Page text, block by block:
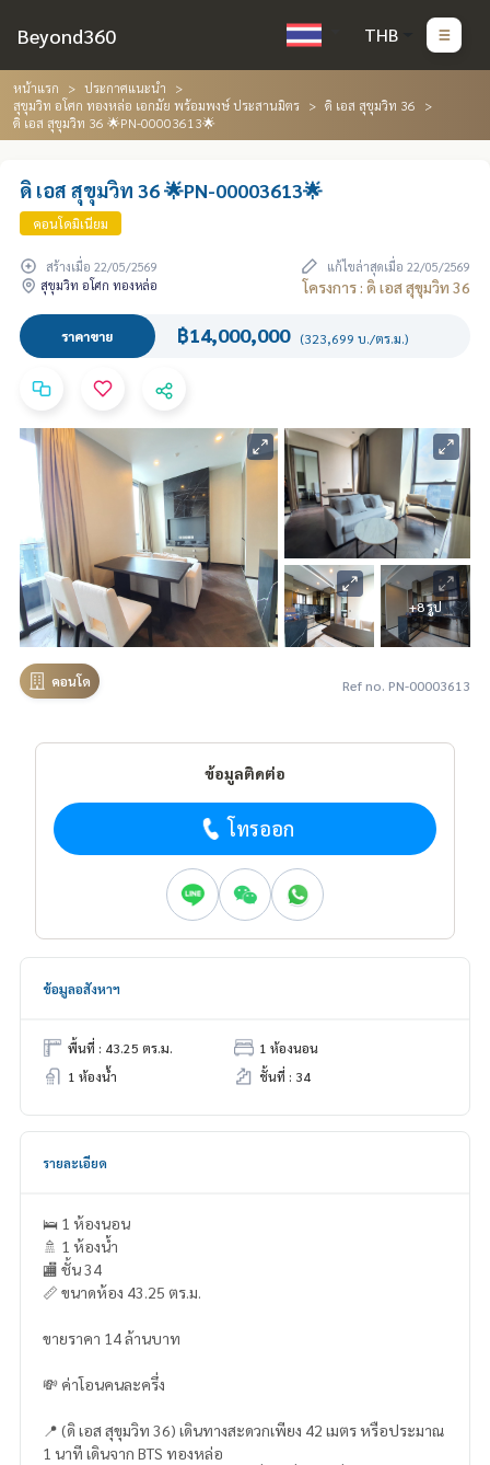
Beyond360 THB
หน้าแรก
ประกาศแนะนำ
สุขุมวิท อโศก ทองหล่อ เอกมัย พร้อมพงษ์ ประสานมิตร
ดิ เอส สุขุมวิท 36
ดิ เอส สุขุมวิท 36 🌟PN-00003613🌟
ดิ เอส สุขุมวิท 36 🌟PN-00003613🌟
คอนโดมิเนียม
สร้างเมื่อ 22/05/2569
แก้ไขล่าสุดเมื่อ 22/05/2569
สุขุมวิท อโศก ทองหล่อ
โครงการ : ดิ เอส สุขุมวิท 36
ราคาขาย ฿14,000,000 (323,699 บ./ตร.ม.)
+8 รูป
คอนโด Ref no. PN-00003613
ข้อมูลติดต่อ
โทรออก
ข้อมูลอสังหาฯ
พื้นที่ : 43.25 ตร.ม.
1 ห้องนอน
1 ห้องน้ำ
ชั้นที่ : 34
รายละเอียด
🛌 1 ห้องนอน
🚿 1 ห้องน้ำ
🏬 ชั้น 34
📏 ขนาดห้อง 43.25 ตร.ม.
ขายราคา 14 ล้านบาท
💸 ค่าโอนคนละครึ่ง
📍 (ดิ เอส สุขุมวิท 36) เดินทางสะดวกเพียง 42 เมตร หรือประมาณ
1 นาที เดินจาก BTS ทองหล่อ